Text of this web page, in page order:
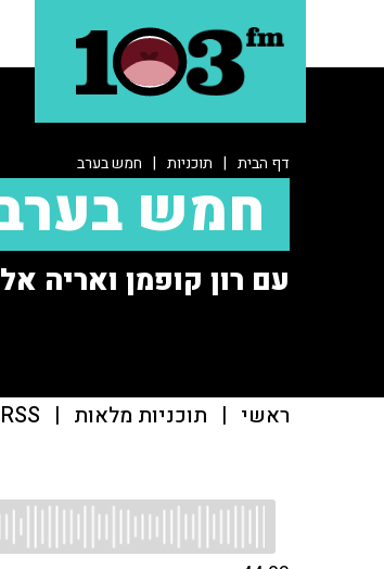
דף הבית | תוכניות | חמש בערב
חמש
עם רון קופמן ואריה
ראשי | תוכניות מלאות |
RSS